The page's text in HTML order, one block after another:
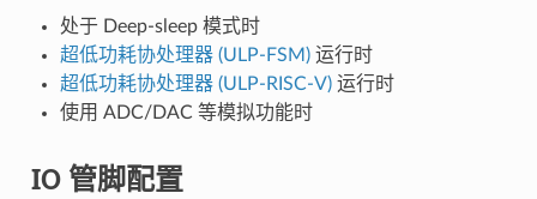
处于 Deep-sleep 模式时
超低功耗协处理器 (ULP-FSM)运行时
超低功耗协处理器 (ULP-RISC-V)运行时
使用 ADC/DAC 等模拟功能时
IO 管脚配置